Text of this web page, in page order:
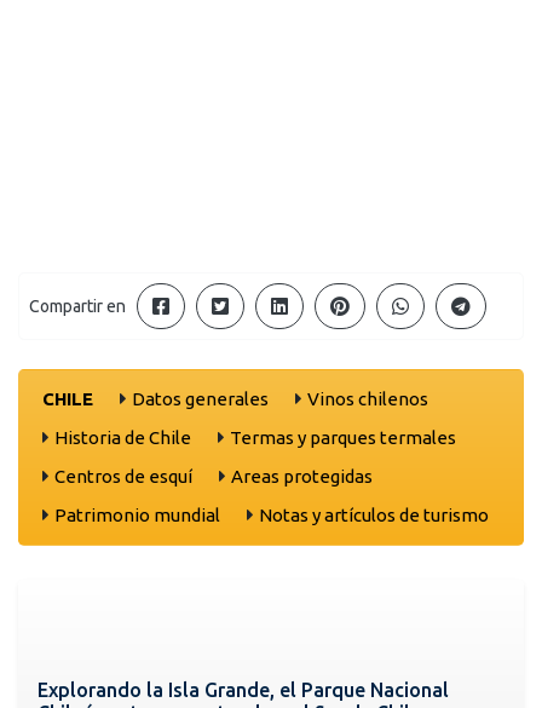
Compartir en
CHILE Datos generales
Vinos chilenos
Historia de Chile
Termas y parques termales
Centros de esquí
Areas protegidas
Patrimonio mundial
Notas y artículos de turismo
Explorando la Isla Grande, el Parque Nacional